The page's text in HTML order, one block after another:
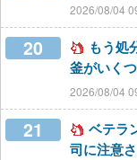
2026/08/04
20
もう処
釜がいく
2026/08/04
21
ベテラ
司に注意